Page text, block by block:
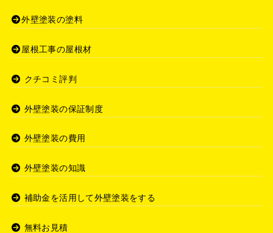
外壁塗装の塗料
屋根工事の屋根材
クチコミ評判
外壁塗装の保証制度
外壁塗装の費用
外壁塗装の知識
補助金を活用して外壁塗装をする
無料お見積